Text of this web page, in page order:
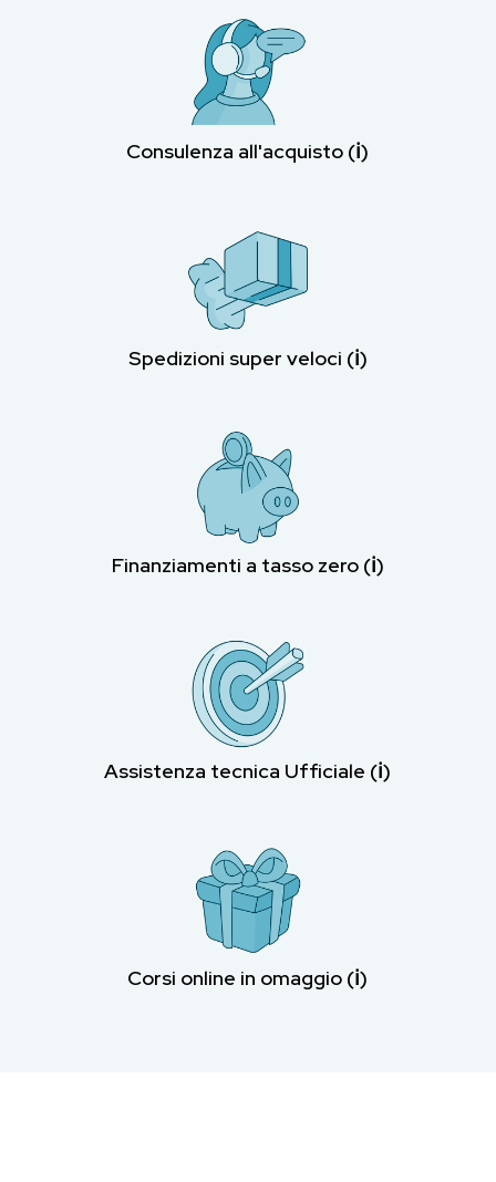
Consulenza all'acquisto (ℹ︎)
Spedizioni super veloci (ℹ︎)
Finanziamenti a tasso zero (ℹ︎)
Assistenza tecnica Ufficiale (ℹ︎)
Corsi online in omaggio (ℹ︎)